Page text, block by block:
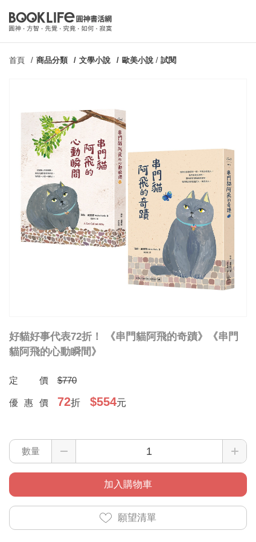
首頁 商品分類 文學小說 歐美小說 / 試閱
好貓好事代表72折！ 《串門貓阿飛的奇蹟》《串門
貓阿飛的心動瞬間》
定價 $770
優惠價 72折 $554元
數量
加入購物車
願望清單